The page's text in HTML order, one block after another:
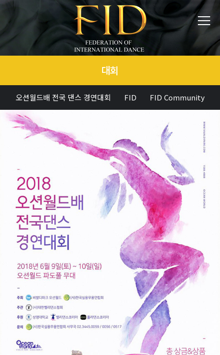
대회
오션월드배 전국 댄스 경연대회 FID FID Community